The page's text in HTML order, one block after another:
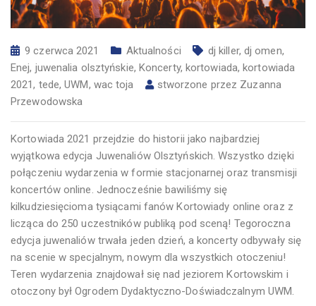
9 czerwca 2021 Aktualności dj killer, dj omen,
Enej, juwenalia olsztyńskie, Koncerty, kortowiada,kortowiada
2021, tede,UWM, wac toja stworzone przez Zuzanna
Przewodowska
Kortowiada 2021 przejdzie do historii jako najbardziej
wyjątkowa edycja Juwenaliów Olsztyńskich. Wszystko dzięki
połączeniu wydarzenia w formie stacjonarnej oraz transmisji
koncertów online. Jednocześnie bawiliśmy się
kilkudziesięcioma tysiącami fanów Kortowiady online oraz z
licząca do 250 uczestników publiką pod sceną! Tegoroczna
edycja juwenaliów trwała jeden dzień, a koncerty odbywały się
na scenie w specjalnym, nowym dla wszystkich otoczeniu!
Teren wydarzenia znajdował się nad jeziorem Kortowskim i
otoczony był Ogrodem Dydaktyczno-Doświadczalnym UWM.